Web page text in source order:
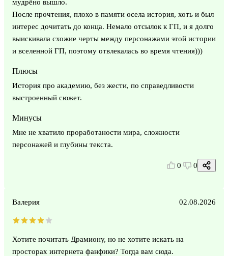
мудрёно вышло.
После прочтения, плохо в памяти осела история, хоть и был
интерес дочитать до конца. Немало отсылок к ГП, и я долго
выискивала схожие черты между персонажами этой истории
и вселенной ГП, поэтому отвлекалась во время чтения)))
Плюсы
История про академию, без жести, по справедливости
выстроенный сюжет.
Минусы
Мне не хватило проработаности мира, сложности
персонажей и глубины текста.
0 0
Валерия 02.08.2026
Хотите почитать Драмиону, но не хотите искать на
просторах интернета фанфики? Тогда вам сюда.